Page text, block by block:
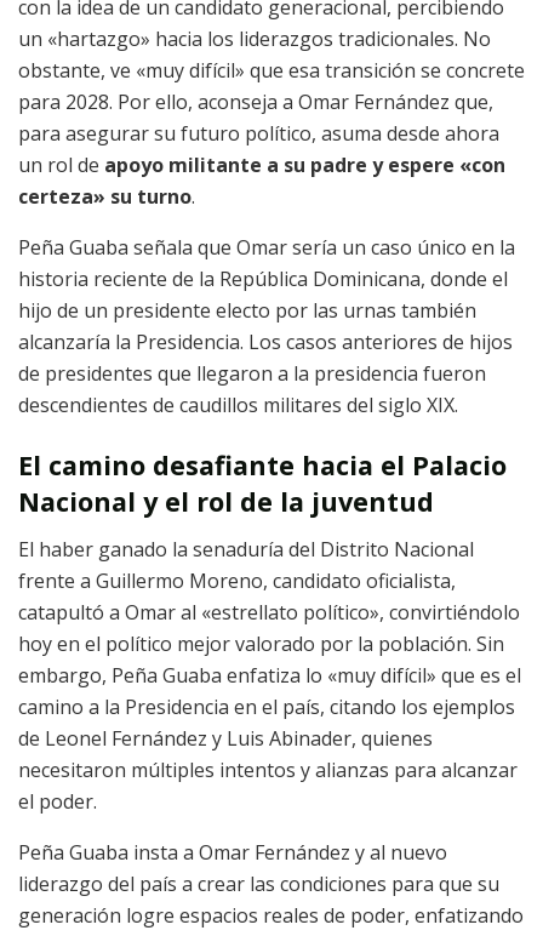
con la idea de un candidato generacional, percibiendo
un «hartazgo» hacia los liderazgos tradicionales. No
obstante, ve «muy difícil» que esa transición se concrete
para 2028. Por ello, aconseja a Omar Fernández que,
para asegurar su futuro político, asuma desde ahora
un rol de apoyo militante a su padre y espere «con
certeza» su turno.
Peña Guaba señala que Omar sería un caso único en la
historia reciente de la República Dominicana, donde el
hijo de un presidente electo por las urnas también
alcanzaría la Presidencia. Los casos anteriores de hijos
de presidentes que llegaron a la presidencia fueron
descendientes de caudillos militares del siglo XIX.
El camino desafiante hacia el Palacio
Nacional y el rol de la juventud
El haber ganado la senaduría del Distrito Nacional
frente a Guillermo Moreno, candidato oficialista,
catapultó a Omar al «estrellato político», convirtiéndolo
hoy en el político mejor valorado por la población. Sin
embargo, Peña Guaba enfatiza lo «muy difícil» que es el
camino a la Presidencia en el país, citando los ejemplos
de Leonel Fernández y Luis Abinader, quienes
necesitaron múltiples intentos y alianzas para alcanzar
el poder.
Peña Guaba insta a Omar Fernández y al nuevo
liderazgo del país a crear las condiciones para que su
generación logre espacios reales de poder, enfatizando